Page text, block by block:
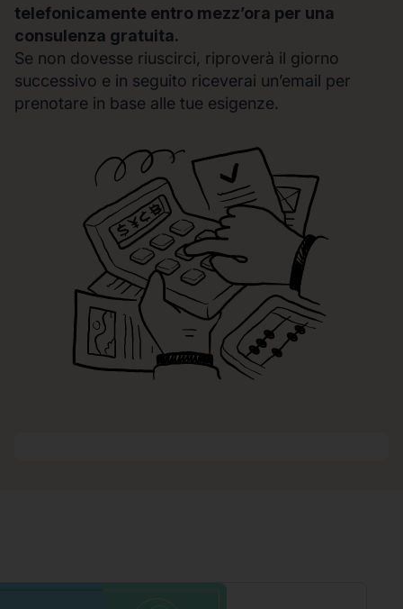
telefonicamente entro mezz’ora per una
consulenza gratuita.
Se non dovesse riuscirci, riproverà il giorno
successivo e in seguito riceverai un’email per
prenotare in base alle tue esigenze.